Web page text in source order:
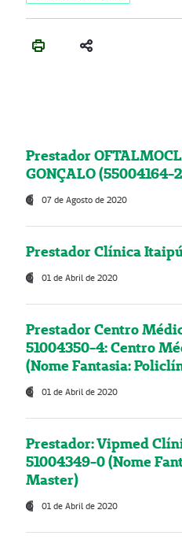
Prestador
GONÇALO (55004164-
07 de Agosto de 2020
Prestador Clínica
01 de Abril de 2020
Prestador Centro
51004350-4: Centro
(Nome Fantasia:
01 de Abril de 2020
Prestador: Vipmed
51004349-0 (Nome
Master)
01 de Abril de 2020